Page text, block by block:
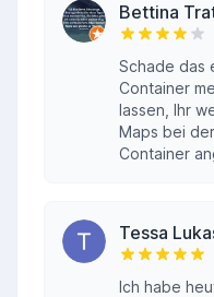
Bettina
Schade das
Container
lassen, Ihr
Maps bei
Container
Tessa
Ich habe